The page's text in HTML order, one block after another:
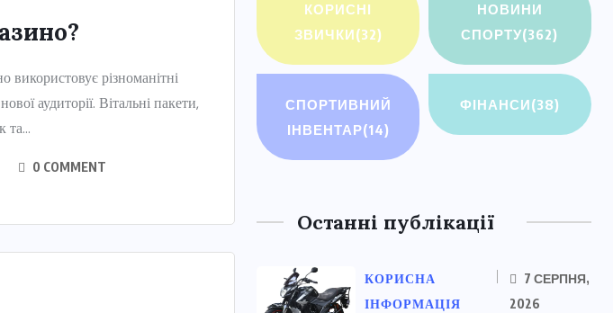
використовує різноманітні
аудиторії. Вітальні пакети,
та...
0 COMMENT
КОРИСНІ
ЗВИЧКИ(32)
НОВИНИ
СПОРТУ(362)
СПОРТИВНИЙ
ІНВЕНТАР(14)
ФІНАНСИ(38)
Останні публікації
КОРИСНА
ІНФОРМАЦІЯ
7 СЕРПНЯ,
2026